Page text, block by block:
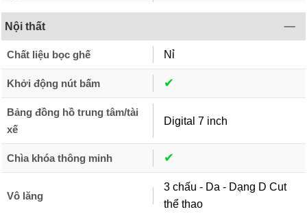
Nội thất
Chất liệu bọc ghế Nỉ
Khởi động nút bấm ✔︎
Bảng đồng hồ trung tâm/tài
xế
Digital 7 inch
Chìa khóa thông minh ✔︎
Vô lăng
3 chấu - Da - Dạng D Cut
thể thao